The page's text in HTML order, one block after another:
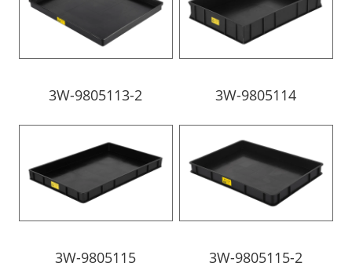
3W-9805113-2 3W-9805114
3W-9805115 3W-9805115-2